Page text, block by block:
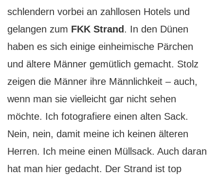
schlendern vorbei an zahllosen Hotels und
gelangen zum FKK Strand . In den Dünen
haben es sich einige einheimische Pärchen
und ältere Männer gemütlich gemacht. Stolz
zeigen die Männer ihre Männlichkeit – auch,
wenn man sie vielleicht gar nicht sehen
möchte. Ich fotografiere einen alten Sack.
Nein, nein, damit meine ich keinen älteren
Herren. Ich meine einen Müllsack. Auch daran
hat man hier gedacht. Der Strand ist top